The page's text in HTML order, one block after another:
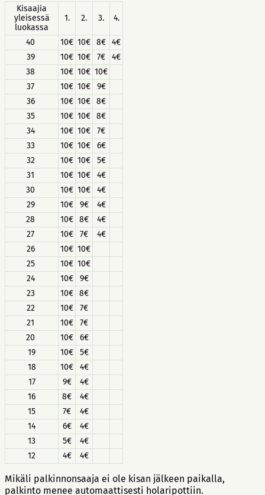
Kisaajia
yleisessä
luokassa
1. 2. 3. 4.
40 10€ 10€ 8€ 4€
39
10€ 10€ 7€
4€
38
10€ 10€ 10€
37
10€ 10€
9€
36
10€ 10€ 8€
35
10€ 10€ 8€
34
10€ 10€
7€
33
10€ 10€
6€
32
10€ 10€
5€
31
10€ 10€
4€
30
10€ 10€
4€
29
10€ 9€
4€
28
10€ 8€
4€
27
10€ 7€
4€
26
10€ 10€
25
10€ 10€
24
10€
9€
23
10€ 8€
22
10€
7€
21
10€
7€
20
10€
6€
19
10€
5€
18
10€
4€
17
9€
4€
16
8€
4€
15
7€
4€
14
6€
4€
13
5€
4€
12
4€ 4€
Mikäli palkinnonsaaja ei ole kisan jälkeen paikalla,
palkinto menee automaattisesti holaripottiin.